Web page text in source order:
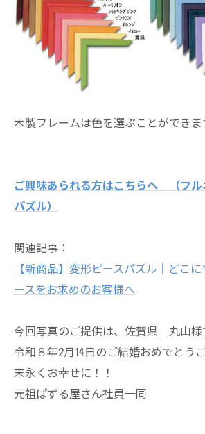
木製フレームは色を選ぶことができま
ご興味あられる方はこちらへ （フル
パズル）
関連記事：
【新商品】変形ピースパズル｜どこ
ースをお求めのお客様へ
今回写真のご提供は、佐賀県 丸山様
令和８年2月14日のご結婚おめでとうご
末永くお幸せに！！
元祖ぱずる屋さん社員一同